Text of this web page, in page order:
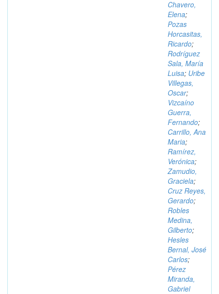
Chavero,
Elena;
Pozas
Horcasitas,
Ricardo;
Rodríguez
Sala, María
Luisa; Uribe
Villegas,
Oscar;
Vizcaíno
Guerra,
Fernando;
Carrillo, Ana
Maria;
Ramírez,
Verónica;
Zamudio,
Graciela;
Cruz Reyes,
Gerardo;
Robles
Medina,
Gilberto;
Hesles
Bernal, José
Carlos;
Pérez
Miranda,
Gabriel